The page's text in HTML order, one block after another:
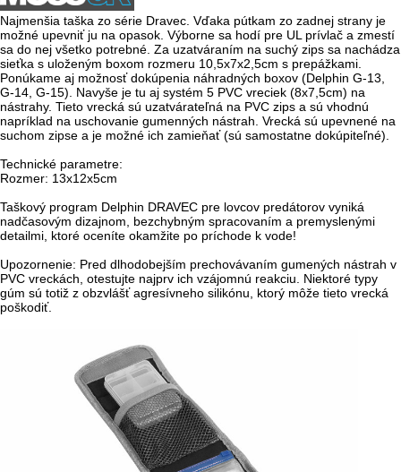
​Najmenšia taška zo série Dravec. Vďaka pútkam zo zadnej strany je
možné upevniť ju na opasok. Výborne sa hodí pre UL prívlač a zmestí
sa do nej všetko potrebné. Za uzatváraním na suchý zips sa nachádza
sieťka s uloženým boxom rozmeru 10,5x7x2,5cm s prepážkami.
Ponúkame aj možnosť dokúpenia náhradných boxov (Delphin G-13,
G-14, G-15). Navyše je tu aj systém 5 PVC vreciek (8x7,5cm) na
nástrahy. Tieto vrecká sú uzatvárateľná na PVC zips a sú vhodnú
napríklad na uschovanie gumenných nástrah. Vrecká sú upevnené na
suchom zipse a je možné ich zamieňať (sú samostatne dokúpiteľné).
Technické parametre:
Rozmer: 13x12x5cm
Taškový program Delphin DRAVEC pre lovcov predátorov vyniká
nadčasovým dizajnom, bezchybným spracovaním a premyslenými
detailmi, ktoré oceníte okamžite po príchode k vode!
Upozornenie: Pred dlhodobejším prechovávaním gumených nástrah v
PVC vreckách, otestujte najprv ich vzájomnú reakciu. Niektoré typy
gúm sú totiž z obzvlášť agresívneho silikónu, ktorý môže tieto vrecká
poškodiť.